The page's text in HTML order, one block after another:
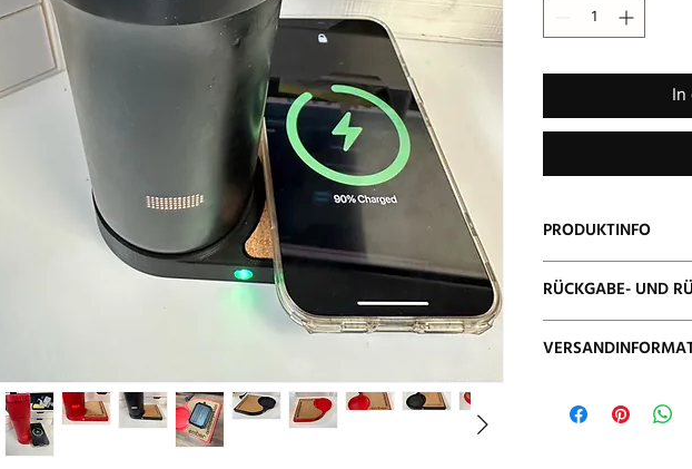
PRODUKTINFO
Generation
RÜCKGABE- UND
Ladegeräte und
Folgetag zu versenden.